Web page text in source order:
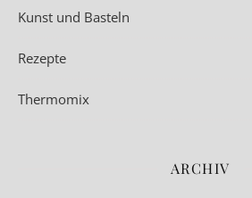
Kunst und Basteln
Rezepte
Thermomix
ARCHIV